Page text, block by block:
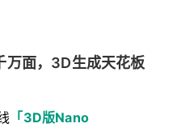
面，3D生成天花板
「3D版Nano